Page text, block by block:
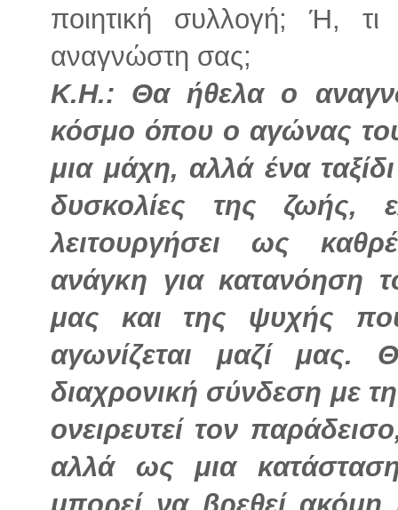
ποιητική συλλογή; Ή,
αναγνώστη σας;
Κ.Η.: Θα ήθελα ο
κόσμο όπου ο αγώνας
μια μάχη, αλλά ένα
δυσκολίες της
λειτουργήσει ως
ανάγκη για κατανόηση
μας και της ψυχής
αγωνίζεται μαζί μας.
διαχρονική σύνδεση με
ονειρευτεί τον
αλλά ως μια
μπορεί να βρεθεί ακόμη